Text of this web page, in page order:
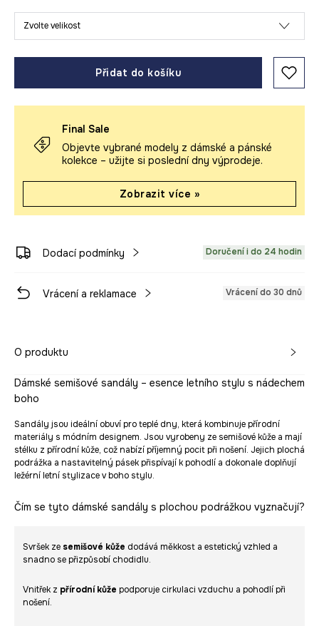
Zvolte velikost
Přidat do košíku
Final Sale
Objevte vybrané modely z dámské a pánské
kolekce – užijte si poslední dny výprodeje.
Zobrazit více »
Dodací podmínky Doručení i do 24 hodin
Vrácení a reklamace Vrácení do 30 dnů
O produktu
Dámské semišové sandály – esence letního stylu s nádechem
boho
Sandály jsou ideální obuví pro teplé dny, která kombinuje přírodní
materiály s módním designem. Jsou vyrobeny ze semišové kůže a mají
stélku z přírodní kůže, což nabízí příjemný pocit při nošení. Jejich plochá
podrážka a nastavitelný pásek přispívají k pohodlí a dokonale doplňují
ležérní letní stylizace v boho stylu.
Čím se tyto dámské sandály s plochou podrážkou vyznačují?
Svršek ze semišové kůže dodává měkkost a estetický vzhled a
snadno se přizpůsobí chodidlu.
Vnitřek z přírodní kůže podporuje cirkulaci vzduchu a pohodlí při
nošení.